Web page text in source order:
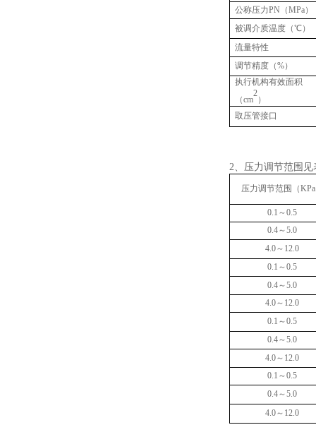
公称压力PN （MPa）
被调介质温度（℃）
流量特性
调节精度（%）
执行机构有效面积
（cm
2
）
取压管接口
2、压力
压力调节范围（KPa
0.1 ～0.5
0.4～5.0
4.0～ 12.0
0.1 ～0.5
0.4～5.0
4.0～ 12.0
0.1 ～0.5
0.4～5.0
4.0～ 12.0
0.1 ～0.5
0.4～5.0
4.0～ 12.0